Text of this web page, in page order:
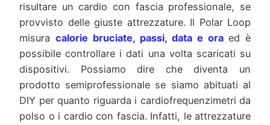
risultare un cardio con fascia professionale, se
provvisto delle giuste attrezzature. Il Polar Loop
misura calorie bruciate, passi, data e ora ed è
possibile controllare i dati una volta scaricati su
dispositivi. Possiamo dire che diventa un
prodotto semiprofessionale se siamo abituati al
DIY per quanto riguarda i cardiofrequenzimetri da
polso o i cardio con fascia. Infatti, le attrezzature